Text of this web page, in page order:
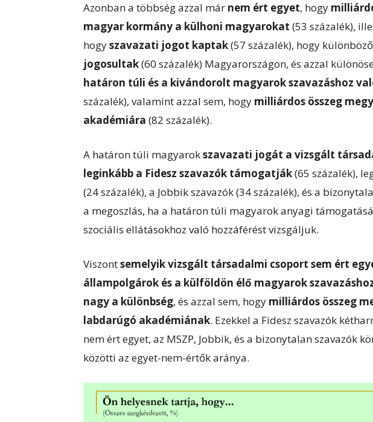
Azonban a többség azzal már nem ért egyet, hogy
magyar kormány a külhoni magyarokat (53 százalék),
hogyszavazati jogot kaptak(57 százalék), hogy különböző
jogosultak(60 százalék) Magyarországon, és azzal
határon túli és a kivándorolt magyarok szavazáshoz
százalék), valamint azzal sem, hogy milliárdos összeg
akadémiára (82 százalék).
A határon túli magyarokszavazati jogát a vizsgált
leginkább a Fidesz szavazók támogatják(65 százalék),
(24 százalék), a Jobbik szavazók (34 százalék), és a
a megoszlás, ha a határon túli magyarok anyagi
szociális ellátásokhoz való hozzáférést vizsgáljuk.
Viszontsemelyik vizsgált társadalmi csoport sem ért
állampolgárok és a külföldön élő magyarok
nagy a különbség, és azzal sem, hogy milliárdos összeg
labdarúgó akadémiának. Ezekkel a Fidesz szavazók
nem ért egyet, az MSZP, Jobbik, és a bizonytalan szavazók
közötti az egyet-nem-értők aránya.